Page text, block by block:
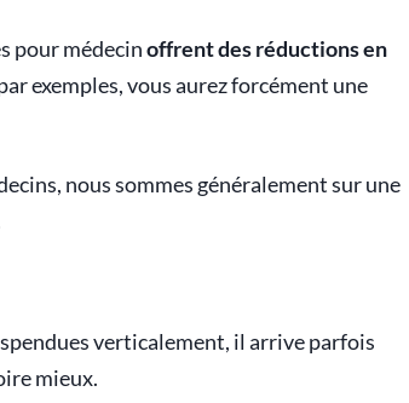
pour médecinoffrent des réductions en
exemples, vous aurez forcément une
nous sommes généralement sur une
verticalement, il arrive parfois
mieux.